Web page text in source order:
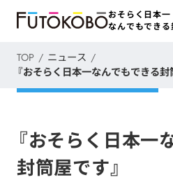
おそらく日本一
なんでもできる
TOP
ニュース
『おそらく日本一なんでもできる封
『おそらく日本一
封筒屋です』